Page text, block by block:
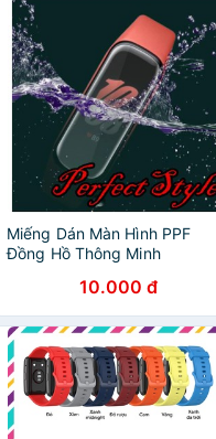
Miếng Dán Màn Hình PPF
Đồng Hồ Thông Minh
Chống Va Đập Bảo Vệ Mặt
Đồng Hồ
10.000 đ